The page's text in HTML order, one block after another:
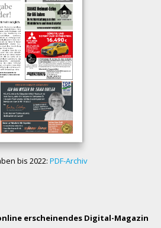
bis 2022: PDF-Archiv
erscheinendes Digital-Magazin